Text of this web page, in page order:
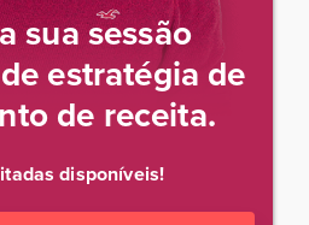
sua sessão
estratégia de
de receita.
disponíveis!